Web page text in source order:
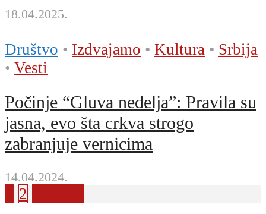
18.04.2025.
Društvo • Izdvajamo • Kultura • Srbija
• Vesti
Počinje “Gluva nedelja”: Pravila su
jasna, evo šta crkva strogo
zabranjuje vernicima
14.04.2024.
2